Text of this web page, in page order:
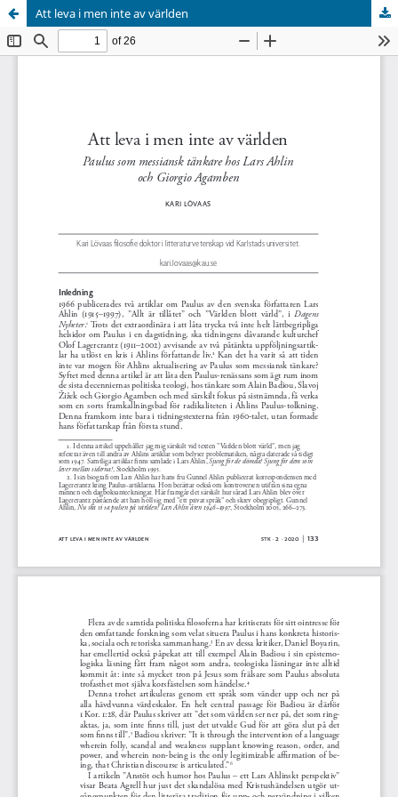
Att leva i men inte av världen